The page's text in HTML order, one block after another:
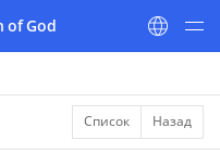
of God
Список Назад